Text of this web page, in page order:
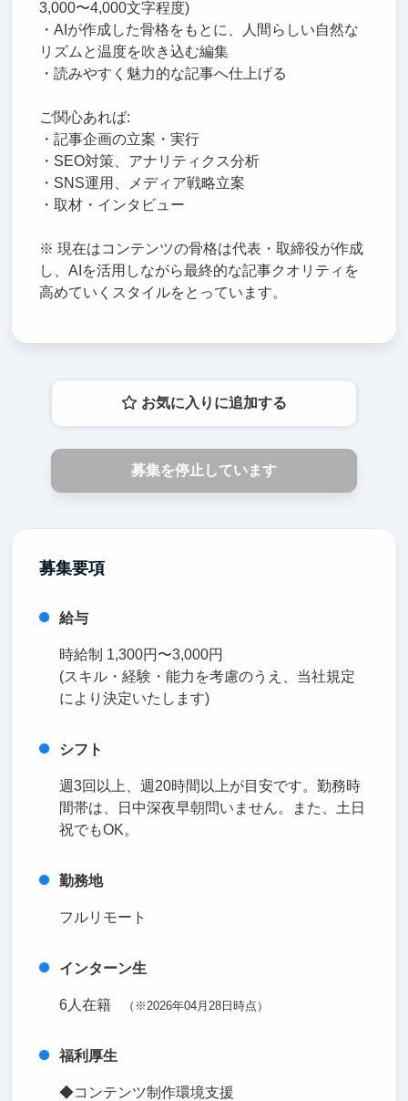
3,000〜4,000文字程度)
・AIが作成した骨格をもとに、人間らしい自然な
リズムと温度を吹き込む編集
・読みやすく魅力的な記事へ仕上げる
ご関心あれば:
・記事企画の立案・実行
・SEO対策、アナリティクス分析
・SNS運用、メディア戦略立案
・取材・インタビュー
※ 現在はコンテンツの骨格は代表・取締役が作成
し、AIを活用しながら最終的な記事クオリティを
高めていくスタイルをとっています。
お気に入りに追加する
募集を停止しています
募集要項
給与
時給制 1,300円〜3,000円
(スキル・経験・能力を考慮のうえ、当社規定
により決定いたします)
シフト
週3回以上、週20時間以上が目安です。勤務時
間帯は、日中深夜早朝問いません。また、土日
祝でもOK。
勤務地
フルリモート
インターン生
6人在籍 （※2026年04月28日時点）
福利厚生
◆コンテンツ制作環境支援